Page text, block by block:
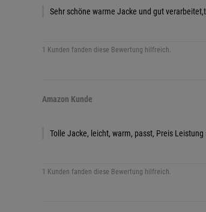
Sehr schöne warme Jacke und gut
1 Kunden fanden diese Bewertung hilfreich.
Amazon Kunde
Tolle Jacke, leicht, warm, passt, Preis Leistung
1 Kunden fanden diese Bewertung hilfreich.